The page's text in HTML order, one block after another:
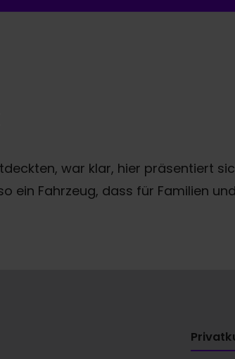
war klar, hier präsentiert
ein Fahrzeug, dass für Familien